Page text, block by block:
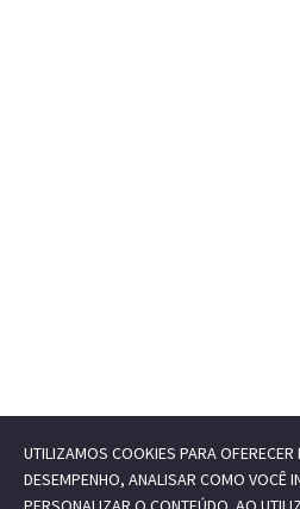
UTILIZAMOS COOKIES PARA
DESEMPENHO, ANALISAR COMO VOCÊ